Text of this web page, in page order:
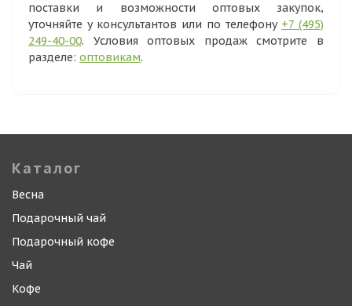
поставки и возможности оптовых закупок,
уточняйте у консультантов или по телефону +7 (495)
249-40-00. Условия оптовых продаж смотрите в
разделе: оптовикам.
Каталог
Весна
Подарочный чай
Подарочный кофе
Чай
Кофе